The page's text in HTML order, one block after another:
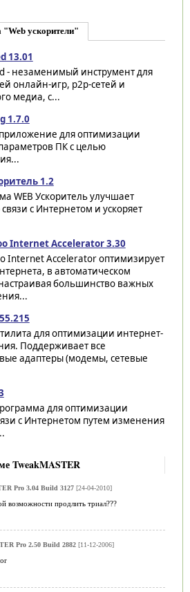
ускорители"
13.01
- незаменимый инструмент для
онлайн-игр, p2p-сетей и
медиа, с...
1.7.0
для оптимизации
ПК с целью
1.2
WEB Ускоритель улучшает
связи с Интернетом и ускоряет
Internet Accelerator 3.30
Internet Accelerator оптимизирует
в автоматическом
большинство важных
для оптимизации интернет-
Поддерживает все
адаптеры (модемы, сетевые
для оптимизации
с Интернетом путем изменения
TweakMASTER
Pro 3.04 Build 3127[24-04-2010]
возможности продлить триал???
Pro 2.50 Build 2882[11-12-2006]